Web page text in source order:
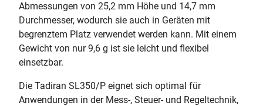
Abmessungen von 25,2 mm Höhe und 14,7 mm
Durchmesser, wodurch sie auch in Geräten mit
begrenztem Platz verwendet werden kann. Mit einem
Gewicht von nur 9,6 g ist sie leicht und flexibel
einsetzbar.
Die Tadiran SL350/P eignet sich optimal für
Anwendungen in der Mess-, Steuer- und Regeltechnik,